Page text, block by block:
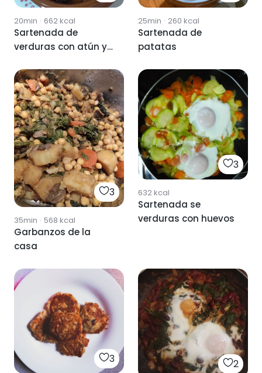
20min · 662kcal
Sartenada de
verduras con atún y
25min · 260 kcal
Sartenada de
patatas
3
35min · 568 kcal
Garbanzos de la
casa
3
632kcal
Sartenada se
verduras con huevos
3 2